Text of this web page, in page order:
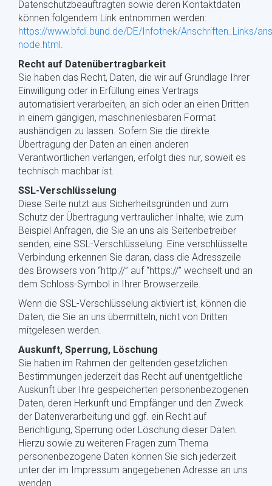
Datenschutzbeauftragten sowie deren Kontaktdaten
können folgendem Link entnommen werden:
https://www.bfdi.bund.de/DE/Infothek/Anschriften_Links/
node.html
Recht auf Datenübertragbarkeit
Sie haben das Recht, Daten, die wir auf Grundlage Ihrer
Einwilligung oder in Erfüllung eines Vertrags
automatisiert verarbeiten, an sich oder an einen Dritten
in einem gängigen, maschinenlesbaren Format
aushändigen zu lassen. Sofern Sie die direkte
Übertragung der Daten an einen anderen
Verantwortlichen verlangen, erfolgt dies nur, soweit es
technisch machbar ist.
SSL-Verschlüsselung
Diese Seite nutzt aus Sicherheitsgründen und zum
Schutz der Übertragung vertraulicher Inhalte, wie zum
Beispiel Anfragen, die Sie an uns als Seitenbetreiber
senden, eine SSL-Verschlüsselung. Eine verschlüsselte
Verbindung erkennen Sie daran, dass die Adresszeile
des Browsers von “http://” auf “https://” wechselt und an
dem Schloss-Symbol in Ihrer Browserzeile.
Wenn die SSL-Verschlüsselung aktiviert ist, können die
Daten, die Sie an uns übermitteln, nicht von Dritten
mitgelesen werden.
Auskunft, Sperrung, Löschung
Sie haben im Rahmen der geltenden gesetzlichen
Bestimmungen jederzeit das Recht auf unentgeltliche
Auskunft über Ihre gespeicherten personenbezogenen
Daten, deren Herkunft und Empfänger und den Zweck
der Datenverarbeitung und ggf. ein Recht auf
Berichtigung, Sperrung oder Löschung dieser Daten.
Hierzu sowie zu weiteren Fragen zum Thema
personenbezogene Daten können Sie sich jederzeit
unter der im Impressum angegebenen Adresse an uns
wenden.